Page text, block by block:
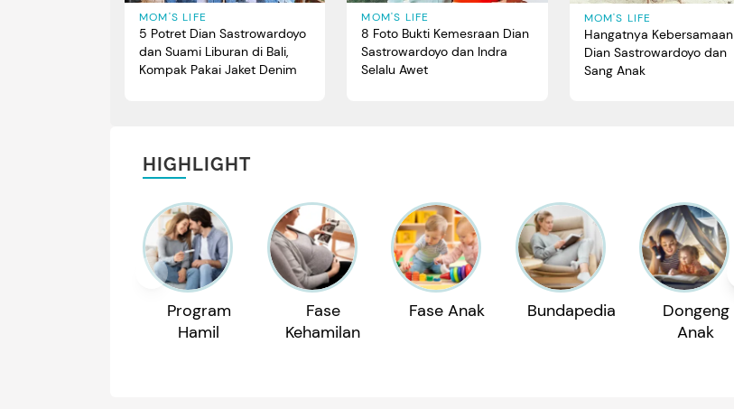
MOM'S LIFE
5 Potret Dian Sastrowardoyo
dan Suami Liburan di Bali,
Kompak Pakai Jaket Denim
MOM'S LIFE
8 Foto Bukti Kemesraan Dian
Sastrowardoyo dan Indra
Selalu Awet
MOM'S LIFE
Hangatnya Kebersamaan
Dian Sastrowardoyo dan
Sang Anak
HIGHLIGHT
Program
Hamil
Fase
Kehamilan
Fase Anak Bundapedia
Dongeng
Anak